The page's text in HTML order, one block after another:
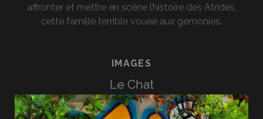
affronter et mettre en scène l’histoire des Atrides,
cette famille terrible vouée aux gémonies.
IMAGES
Le Chat